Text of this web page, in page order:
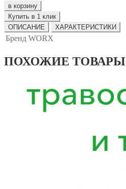
в корзину
Купить в 1 клик
ОПИСАНИЕ
ХАРАКТЕРИСТИКИ
Бренд WORX
ПОХОЖИЕ ТОВАРЫ